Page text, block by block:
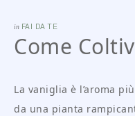
in FAI DA TE
Come
La vaniglia è l’aroma
da una pianta